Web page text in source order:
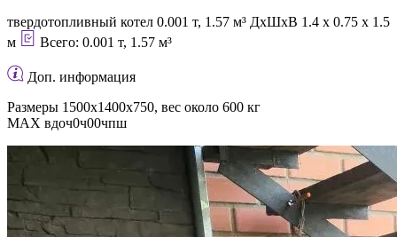
твердотопливный котел 0.001 т, 1.57 м³ ДxШxВ 1.4 x 0.75 x 1.5
м
Всего: 0.001 т, 1.57 м³
Доп. информация
Размеры 1500х1400х750, вес около 600 кг
МАХ вдоч0ч00чпш